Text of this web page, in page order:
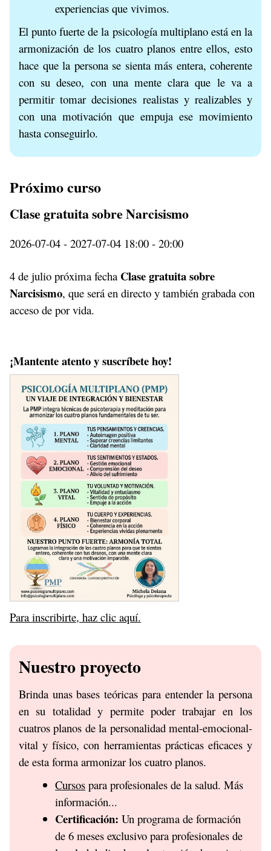
experiencias que vivimos.
El punto fuerte de la psicología multiplano está en la
armonización de los cuatro planos entre ellos, esto
hace que la persona se sienta más entera, coherente
con su deseo, con una mente clara que le va a
permitir tomar decisiones realistas y realizables y
con una motivación que empuja ese movimiento
hasta conseguirlo.
Próximo curso
Clase gratuita sobre Narcisismo
2026-07-04 - 2027-07-04 18:00 - 20:00
4 de julio próxima fecha Clase gratuita sobre
Narcisismo, que será en directo y también grabada con
acceso de por vida.
¡Mantente atento y suscríbete hoy!
Para inscribirte, haz clic aquí.
Nuestro proyecto
Brinda unas bases teóricas para entender la persona
en su totalidad y permite poder trabajar en los
cuatros planos de la personalidad mental-emocional-
vital y físico, con herramientas prácticas eficaces y
de esta forma armonizar los cuatro planos.
Cursos para profesionales de la salud. Más
información...
Certificación: Un programa de formación
de 6 meses exclusivo para profesionales de